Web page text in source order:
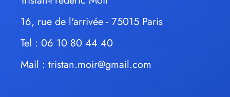
16, rue de l'arrivée - 75015 Paris
Tel : 06 10 80 44 40
Mail : tristan.moir@gmail.com